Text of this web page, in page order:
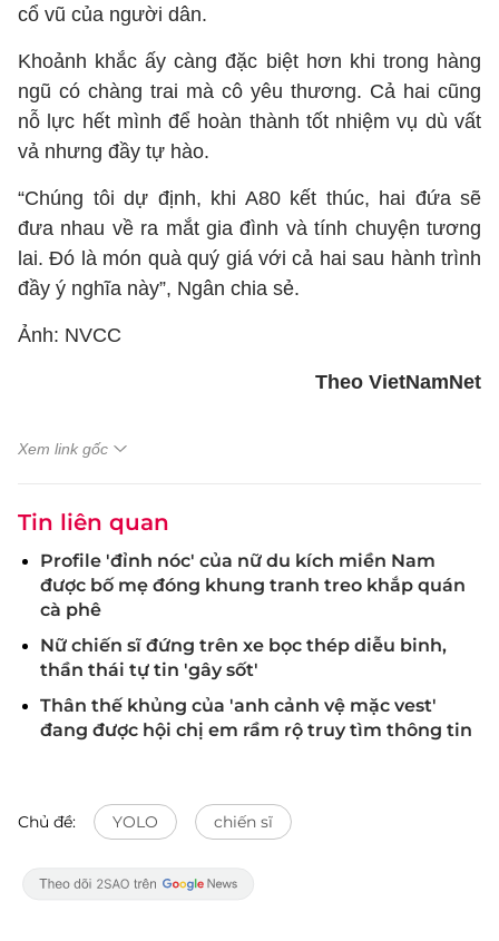
cổ vũ của người dân.
Khoảnh khắc ấy càng đặc biệt hơn khi trong hàng
ngũ có chàng trai mà cô yêu thương. Cả hai cũng
nỗ lực hết mình để hoàn thành tốt nhiệm vụ dù vất
vả nhưng đầy tự hào.
“Chúng tôi dự định, khi A80 kết thúc, hai đứa sẽ
đưa nhau về ra mắt gia đình và tính chuyện tương
lai. Đó là món quà quý giá với cả hai sau hành trình
đầy ý nghĩa này”, Ngân chia sẻ.
Ảnh: NVCC
Theo VietNamNet
Xem link gốc
Tin liên quan
Profile 'đỉnh nóc' của nữ du kích miền Nam
được bố mẹ đóng khung tranh treo khắp quán
cà phê
Nữ chiến sĩ đứng trên xe bọc thép diễu binh,
thần thái tự tin 'gây sốt'
Thân thế khủng của 'anh cảnh vệ mặc vest'
đang được hội chị em rầm rộ truy tìm thông tin
Chủ đề: YOLO chiến sĩ